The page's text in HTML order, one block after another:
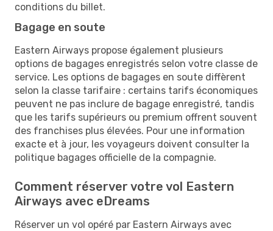
conditions du billet.
Bagage en soute
Eastern Airways propose également plusieurs
options de bagages enregistrés selon votre classe de
service. Les options de bagages en soute diffèrent
selon la classe tarifaire : certains tarifs économiques
peuvent ne pas inclure de bagage enregistré, tandis
que les tarifs supérieurs ou premium offrent souvent
des franchises plus élevées. Pour une information
exacte et à jour, les voyageurs doivent consulter la
politique bagages officielle de la compagnie.
Comment réserver votre vol Eastern
Airways avec eDreams
​​Réserver un vol opéré par Eastern Airways avec